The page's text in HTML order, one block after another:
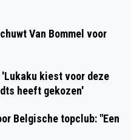
Van Bommel voor
kiest voor deze
heeft gekozen'
Belgische topclub: "Een